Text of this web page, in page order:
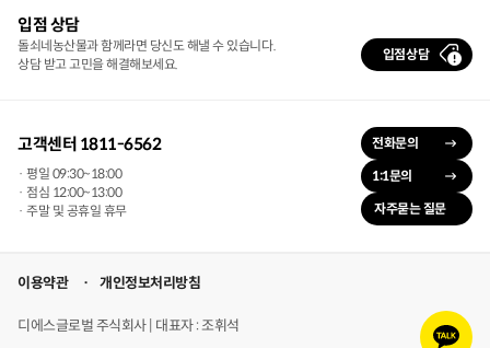
카
카
입점 상담
돌쇠네농산물과 함께라면 당신도 해낼 수 있습니다.
상담 받고 고민을 해결해보세요.
입점상담
고객센터 1811-6562
· 평일 09:30~18:00
· 점심 12:00~13:00
· 주말 및 공휴일 휴무
전화문의
1:1문의
자주묻는 질문
이용약관 개인정보처리방침
디에스글로벌 주식회사 | 대표자 : 조휘석